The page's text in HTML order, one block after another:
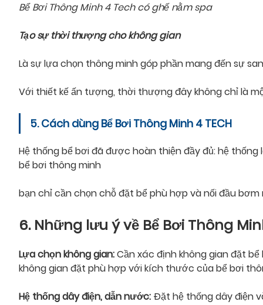
Bể Bơi Thông Minh 4 Tech có ghế nằm spa
Tạo sự thời thượng cho không gian
Là sự lựa chọn thông minh góp phần mang đến sự
Với thiết kế ấn tượng, thời thượng đây không chỉ là
5. Cách dùng Bể Bơi Thông Minh 4 TECH
Hệ thống bể bơi đã được hoàn thiện đầy đủ: hệ
bể bơi thông minh
bạn chỉ cần chọn chỗ đặt bể phù hợp và nối đầu
6. Những lưu ý về Bể Bơi Thông
Lựa chọn không gian:Cần xác định không gian đặt
không gian đặt phù hợp với kích thước của bể bơi
Hệ thống dây điện, dẫn nước: Đặt hệ thống dây điện